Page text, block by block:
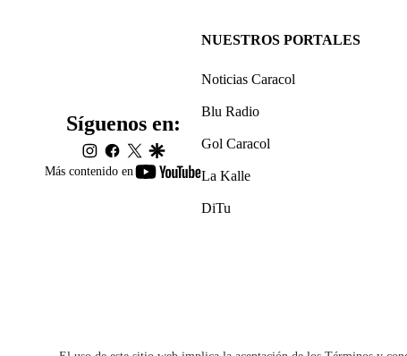
Más contenido en
youtube-
Síguenos en:
instagram
facebook
twittergoogle
NUESTROS PORTALES
Noticias Caracol
Blu Radio
Gol Caracol
La Kalle
DiTu